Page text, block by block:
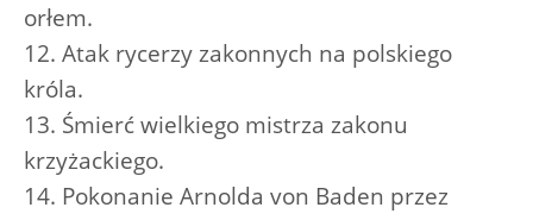
orłem.
12. Atak rycerzy zakonnych na polskiego
króla.
13. Śmierć wielkiego mistrza zakonu
krzyżackiego.
14. Pokonanie Arnolda von Baden przez